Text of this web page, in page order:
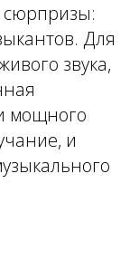
сюрпризы:
Для
звука,
мощного
и